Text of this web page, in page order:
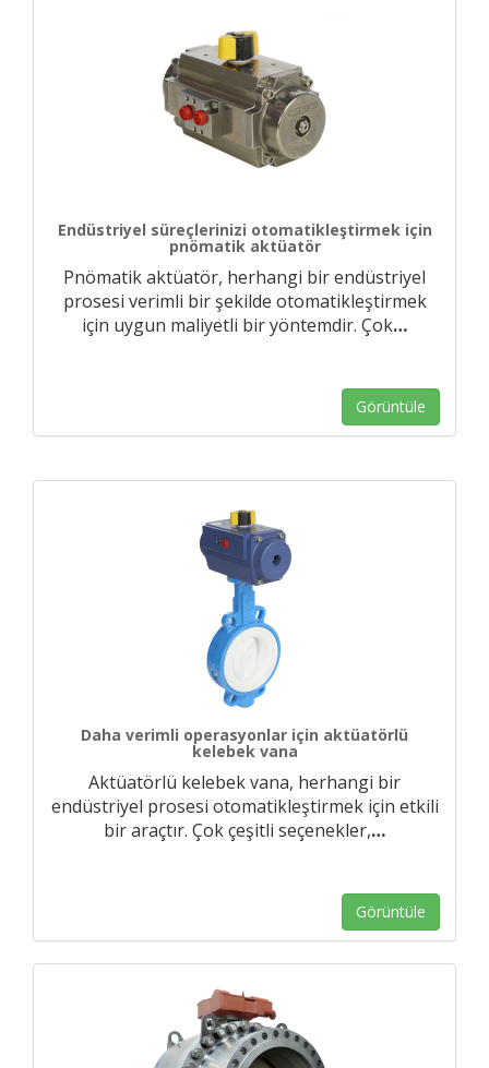
Endüstriyel süreçlerinizi otomatikleştirmek için
pnömatik aktüatör
Pnömatik aktüatör, herhangi bir endüstriyel
prosesi verimli bir şekilde otomatikleştirmek
için uygun maliyetli bir yöntemdir. Çok…
Görüntüle
Daha verimli operasyonlar için aktüatörlü
kelebek vana
Aktüatörlü kelebek vana, herhangi bir
endüstriyel prosesi otomatikleştirmek için etkili
bir araçtır. Çok çeşitli seçenekler,…
Görüntüle